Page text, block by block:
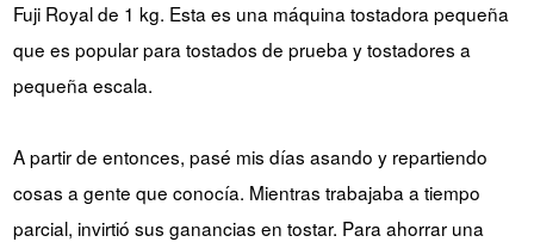
Fuji Royal de 1 kg. Esta es una máquina tostadora pequeña
que es popular para tostados de prueba y tostadores a
pequeña escala.
A partir de entonces, pasé mis días asando y repartiendo
cosas a gente que conocía. Mientras trabajaba a tiempo
parcial, invirtió sus ganancias en tostar. Para ahorrar una